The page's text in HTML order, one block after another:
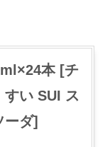
本 [チ
い SUI ス
ーダ]